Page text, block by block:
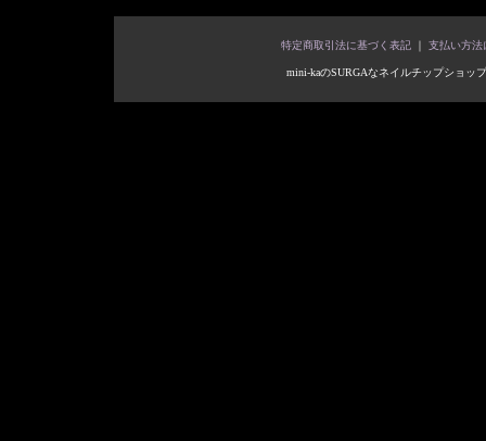
特定商取引法に基づく表記｜ 支払い方法
mini-kaのSURGAなネイルチップショッ